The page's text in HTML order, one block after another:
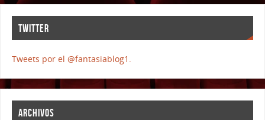
TWITTER
Tweets por el @fantasiablog1.
ARCHIVOS